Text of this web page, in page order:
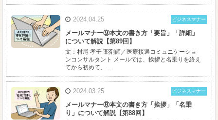
2024.04.25 ビジネスマナー
メールマナー⑨本文の書き方「要旨」「詳細」
について解説【第89回】
文：村尾 孝子 薬剤師／医療接遇コミュニケーショ
ンコンサルタント メールでは、挨拶と名乗りを終え
てから初めて、...
2024.03.25 ビジネスマナー
メールマナー⑧本文の書き方「挨拶」「名乗
り」について解説【第88回】